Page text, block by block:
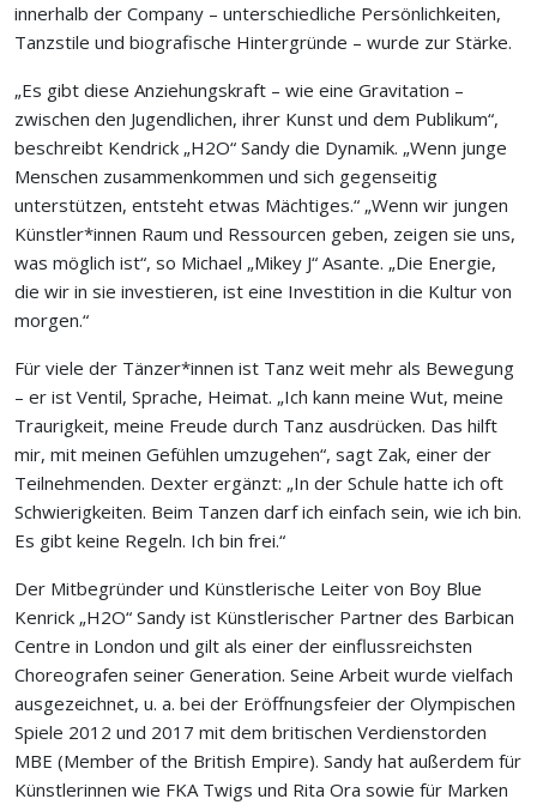
innerhalb der Company – unterschiedliche Persönlichkeiten,
Tanzstile und biografische Hintergründe – wurde zur Stärke.
„Es gibt diese Anziehungskraft – wie eine Gravitation –
zwischen den Jugendlichen, ihrer Kunst und dem Publikum“,
beschreibt Kendrick „H2O“ Sandy die Dynamik. „Wenn junge
Menschen zusammenkommen und sich gegenseitig
unterstützen, entsteht etwas Mächtiges.“ „Wenn wir jungen
Künstler*innen Raum und Ressourcen geben, zeigen sie uns,
was möglich ist“, so Michael „Mikey J“ Asante. „Die Energie,
die wir in sie investieren, ist eine Investition in die Kultur von
morgen.“
Für viele der Tänzer*innen ist Tanz weit mehr als Bewegung
– er ist Ventil, Sprache, Heimat. „Ich kann meine Wut, meine
Traurigkeit, meine Freude durch Tanz ausdrücken. Das hilft
mir, mit meinen Gefühlen umzugehen“, sagt Zak, einer der
Teilnehmenden. Dexter ergänzt: „In der Schule hatte ich oft
Schwierigkeiten. Beim Tanzen darf ich einfach sein, wie ich bin.
Es gibt keine Regeln. Ich bin frei.“
Der Mitbegründer und Künstlerische Leiter von Boy Blue
Kenrick „H2O“ Sandy ist Künstlerischer Partner des Barbican
Centre in London und gilt als einer der einflussreichsten
Choreografen seiner Generation. Seine Arbeit wurde vielfach
ausgezeichnet, u. a. bei der Eröffnungsfeier der Olympischen
Spiele 2012 und 2017 mit dem britischen Verdienstorden
MBE (Member of the British Empire). Sandy hat außerdem für
Künstlerinnen wie FKA Twigs und Rita Ora sowie für Marken